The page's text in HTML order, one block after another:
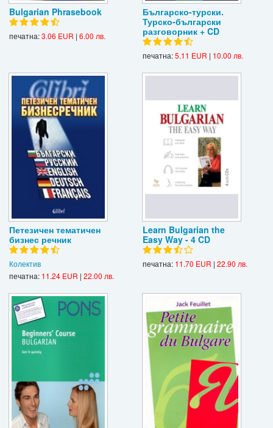
Bulgarian Phrasebook
печатна:3.06 EUR | 6.00 лв.
Българско-турски.
Турско-български
разговорник + CD
печатна:5.11 EUR | 10.00 лв.
Петезичен тематичен
бизнес речник
Колектив
печатна: 11.24 EUR | 22.00 лв.
Learn Bulgarian the
Easy Way - 4 CD
печатна: 11.70 EUR | 22.90 лв.